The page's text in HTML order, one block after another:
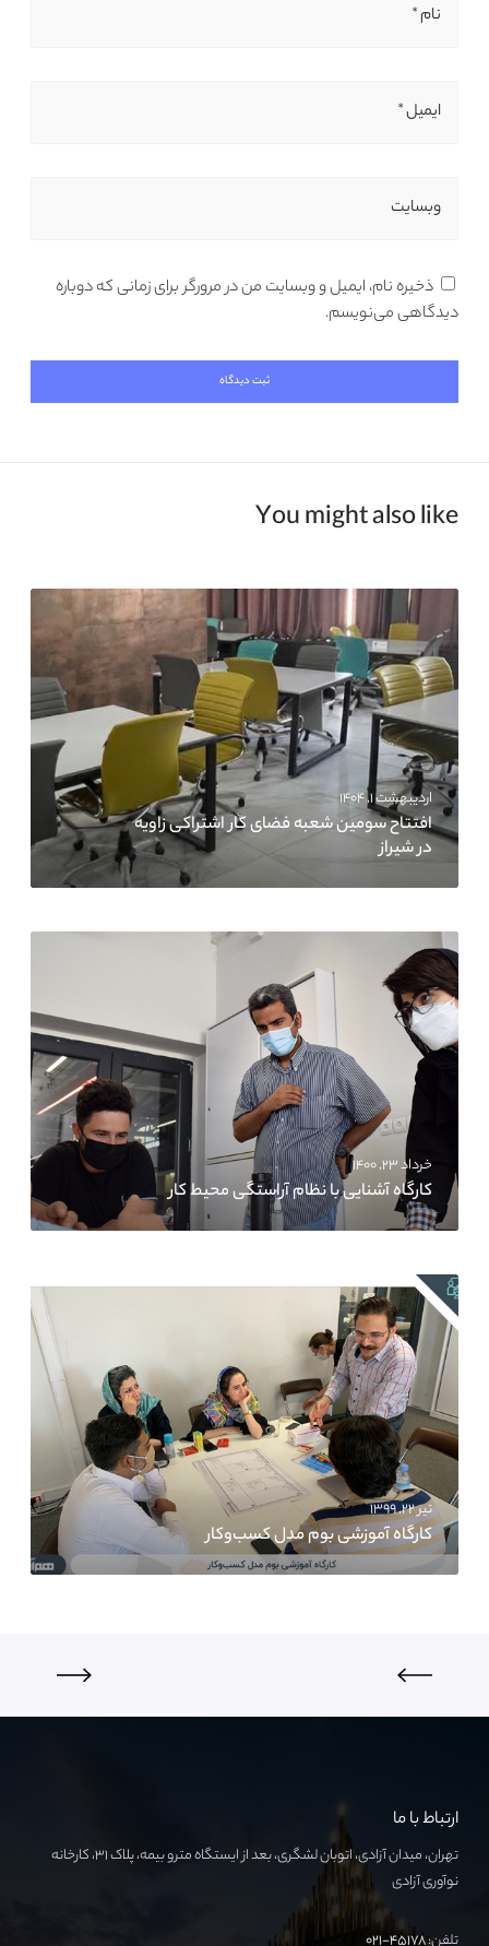
نام *
ایمیل *
وبسایت
ذخیره نام، ایمیل و وبسایت من در مرورگر برای زمانی که دوباره
دیدگاهی می‌نویسم.
You might also like
اردیبهشت ۱, ۱۴۰۴
افتتاح سومین شعبه فضای کار اشتراکی زاویه
در شیراز
خرداد ۲۳, ۱۴۰۰
کارگاه آشنایی با نظام آراستگی محیط کار
تیر ۲۲, ۱۳۹۹
کارگاه آموزشی بوم مدل کسب‌وکار
ارتباط با ما
تهران، میدان آزادی، اتوبان لشگری، بعد از ایستگاه مترو بیمه، پلاک ۳۱، کارخانه
نوآوری آزادی
تلفن:۴۵۱۷۸-۰۲۱